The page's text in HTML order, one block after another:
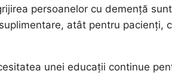
persoanelor cu demență
atât pentru pacienți,
unei educații continue